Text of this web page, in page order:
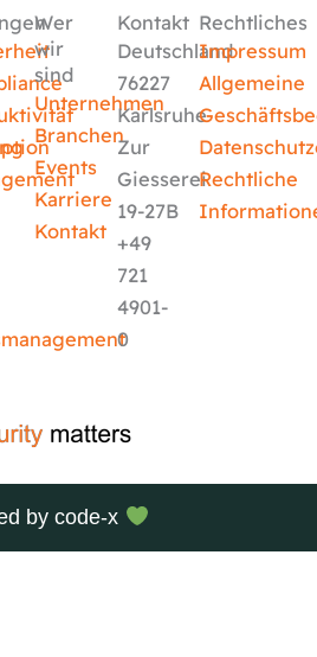
Wer
wir
sind
Unternehmen
Branchen
Events
Karriere
Kontakt
Kontakt
Deutschland
76227
Karlsruhe
Zur
Giesserei
19-27B
+49
721
4901-
0
Rechtliches
Impressum
Allgemeine
Rechtliche
bycode-x